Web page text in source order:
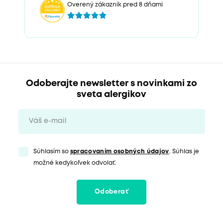
Overený zákazník pred 8 dňami
Odoberajte newsletter s novinkami zo
sveta alergikov
Súhlasím so spracovaním osobných údajov. Súhlas je
možné kedykoľvek odvolať.
Odoberať